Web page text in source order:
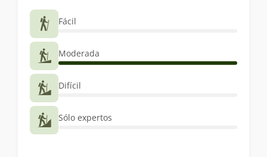
Fácil
Moderada
Difícil
Sólo expertos